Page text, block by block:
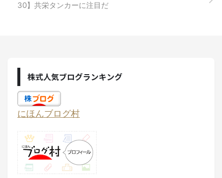
30】共栄タンカーに注目だ
株式人気ブログランキング
にほんブログ村